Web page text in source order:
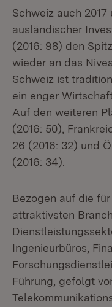
Schweiz auch
ausländischer
(2016: 98) den
wieder an das
Schweiz ist
ein enger
Auf den weiteren
(2016: 50),
26 (2016: 32) und
(2016: 34).
Bezogen auf die
attraktivsten
Ingenieurbüros,
Führung, gefolgt